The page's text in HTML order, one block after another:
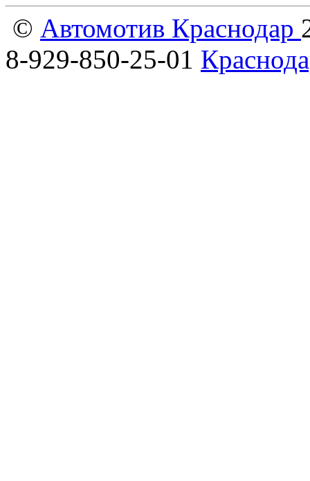
© Автомотив Краснодар
8-929-850-25-01